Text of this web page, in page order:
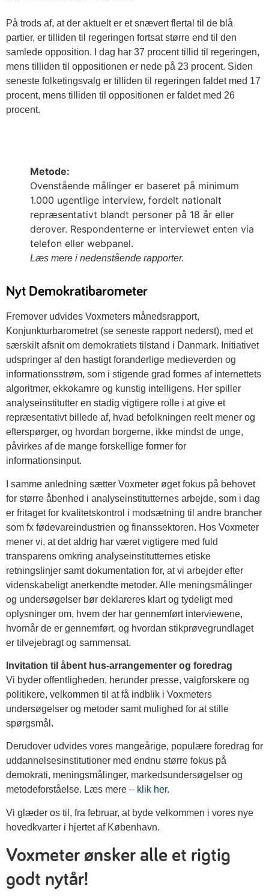
På trods af, at der aktuelt er et snævert flertal til de blå
partier, er tilliden til regeringen fortsat større end til den
samlede opposition. I dag har 37 procent tillid til regeringen,
mens tilliden til oppositionen er nede på 23 procent. Siden
seneste folketingsvalg er tilliden til regeringen faldet med 17
procent, mens tilliden til oppositionen er faldet med 26
procent.
Metode:
Ovenstående målinger er baseret på minimum
1.000 ugentlige interview, fordelt nationalt
repræsentativt blandt personer på 18 år eller
derover. Respondenterne er interviewet enten via
telefon eller webpanel.
Læs mere i nedenstående rapporter.
Nyt Demokratibarometer
Fremover udvides Voxmeters månedsrapport,
Konjunkturbarometret (se seneste rapport nederst), med et
særskilt afsnit om demokratiets tilstand i Danmark. Initiativet
udspringer af den hastigt foranderlige medieverden og
informationsstrøm, som i stigende grad formes af internettets
algoritmer, ekkokamre og kunstig intelligens. Her spiller
analyseinstitutter en stadig vigtigere rolle i at give et
repræsentativt billede af, hvad befolkningen reelt mener og
efterspørger, og hvordan borgerne, ikke mindst de unge,
påvirkes af de mange forskellige former for
informationsinput.
I samme anledning sætter Voxmeter øget fokus på behovet
for større åbenhed i analyseinstitutternes arbejde, som i dag
er fritaget for kvalitetskontrol i modsætning til andre brancher
som fx fødevareindustrien og finanssektoren. Hos Voxmeter
mener vi, at det aldrig har været vigtigere med fuld
transparens omkring analyseinstitutternes etiske
retningslinjer samt dokumentation for, at vi arbejder efter
videnskabeligt anerkendte metoder. Alle meningsmålinger
og undersøgelser bør deklareres klart og tydeligt med
oplysninger om, hvem der har gennemført interviewene,
hvornår de er gennemført, og hvordan stikprøvegrundlaget
er tilvejebragt og sammensat.
Invitation til åbent hus-arrangementer og foredrag
Vi byder offentligheden, herunder presse, valgforskere og
politikere, velkommen til at få indblik i Voxmeters
undersøgelser og metoder samt mulighed for at stille
spørgsmål.
Derudover udvides vores mangeårige, populære foredrag for
uddannelsesinstitutioner med endnu større fokus på
demokrati, meningsmålinger, markedsundersøgelser og
metodeforståelse. Læs mere – klik her.
Vi glæder os til, fra februar, at byde velkommen i vores nye
hovedkvarter i hjertet af København.
Voxmeter ønsker alle et rigtig
godt nytår!